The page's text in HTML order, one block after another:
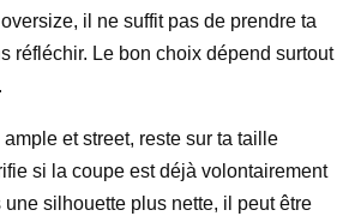
il ne suffit pas de prendre ta
réfléchir. Le bon choix dépend surtout
et street, reste sur ta taille
si la coupe est déjà volontairement
une silhouette plus nette, il peut être